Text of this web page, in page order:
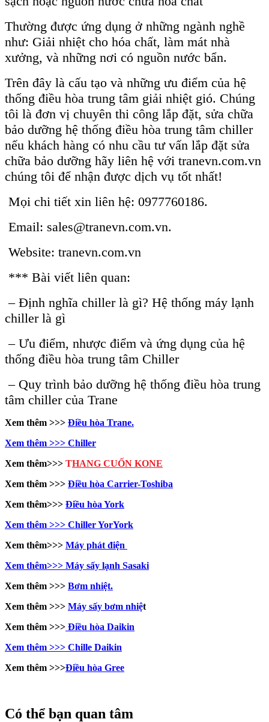
Thường được ứng dụng ở những ngành nghề
như: Giải nhiệt cho hóa chất, làm mát nhà
xưởng, và những nơi có nguồn nước bẩn.
Trên đây là cấu tạo và những ưu điểm của hệ
thống điều hòa trung tâm giải nhiệt gió. Chúng
tôi là đơn vị chuyên thi công lắp đặt, sửa chữa
bảo dưỡng hệ thống điều hòa trung tâm chiller
nếu khách hàng có nhu cầu tư vấn lắp đặt sửa
chữa bảo dưỡng hãy liên hệ với tranevn.com.vn
chúng tôi để nhận được dịch vụ tốt nhất!
Mọi chi tiết xin liên hệ: 0977760186.
Email: sales@tranevn.com.vn.
Website: tranevn.com.vn
*** Bài viết liên quan:
– Định nghĩa chiller là gì? Hệ thống máy lạnh
chiller là gì
– Ưu điểm, nhược điểm và ứng dụng của hệ
thống điều hòa trung tâm Chiller
– Quy trình bảo dưỡng hệ thống điều hòa trung
tâm chiller của Trane
Xem thêm >>> Điều hòa Trane.
Xem thêm >>> Chiller
Xem thêm>>> THANG CUỐN KONE
Xem thêm >>> Điều hòa Carrier-Toshiba
Xem thêm>>> Điều hòa York
Xem thêm >>> Chiller YorYork
Xem thêm>>> Máy phát điện
Xem thêm>>> Máy sấy lạnh Sasaki
Xem thêm >>> Bơm nhiệt.
Xem thêm >>> Máy sấy bơm nhiệt
Xem thêm >>> Điều hòa Daikin
Xem thêm >>> Chille Daikin
Xem thêm >>>Điều hòa Gree
Có thể bạn quan tâm